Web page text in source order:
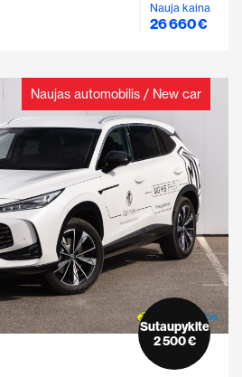
Nauja kaina
26 660 €
Naujas automobilis / New car
Sutaupykite
2 500 €